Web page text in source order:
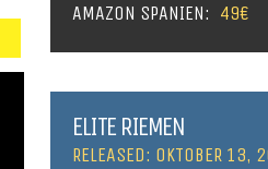
AMAZON SPANIEN: 49€
ELITE RIEMEN
RELEASED: OKTOBER 13,